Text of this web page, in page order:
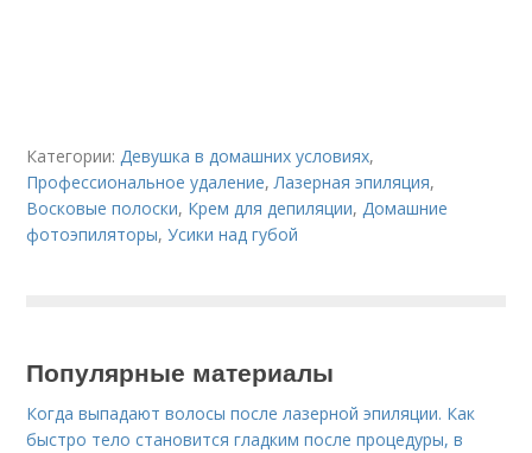
Категории:Девушка в домашних условиях,
Профессиональное удаление,Лазерная эпиляция,
Восковые полоски, Крем для депиляции,Домашние
фотоэпиляторы,Усики над губой
Популярные материалы
Когда выпадают волосы после лазерной эпиляции. Как
быстро тело становится гладким после процедуры, в